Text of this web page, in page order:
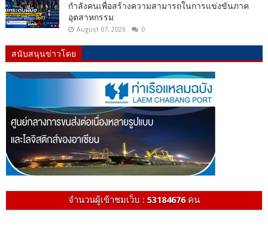
กำลังคนเพื่อสร้างความสามารถในการแข่งขันภาค
อุตสาหกรรม
August 07, 2026 0
สนับสนุนข่าวโดย
จำนวนผู้เข้าชมเว็บ : 53184676คน